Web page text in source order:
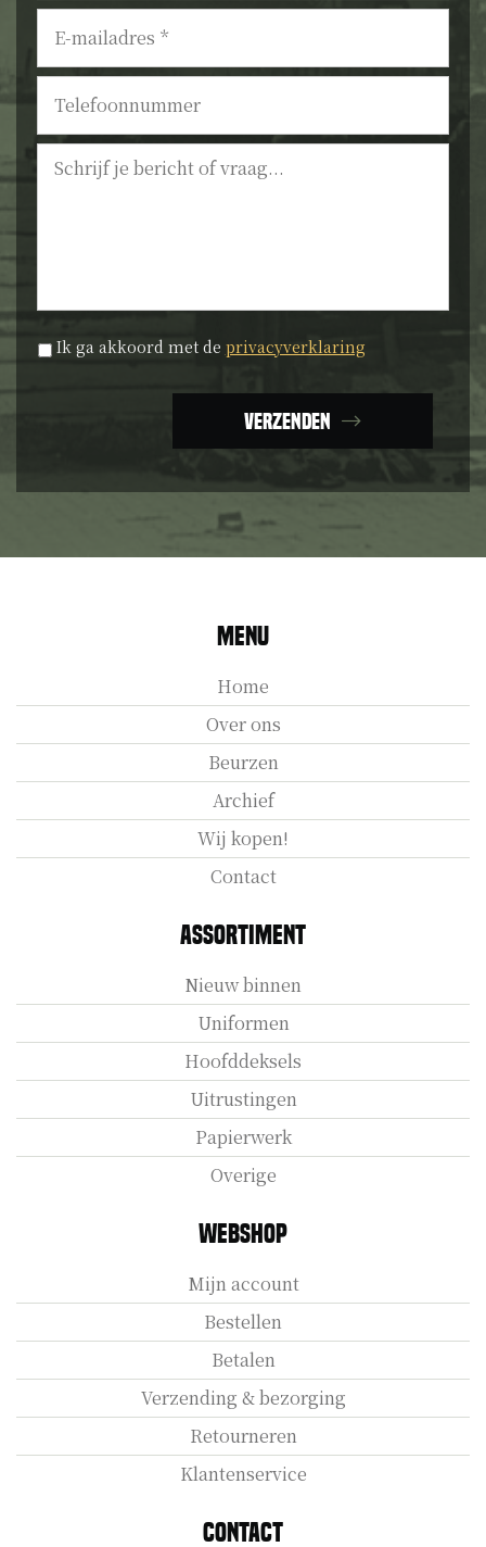
E-
mailadres *
Telefoonnummer
Bericht
Privacyverklaring *
Ik ga akkoord met de privacyverklaring
Verzenden
Menu
Home
Over ons
Beurzen
Archief
Wij kopen!
Contact
Assortiment
Nieuw binnen
Uniformen
Hoofddeksels
Uitrustingen
Papierwerk
Overige
Webshop
Mijn account
Bestellen
Betalen
Verzending & bezorging
Retourneren
Klantenservice
Contact